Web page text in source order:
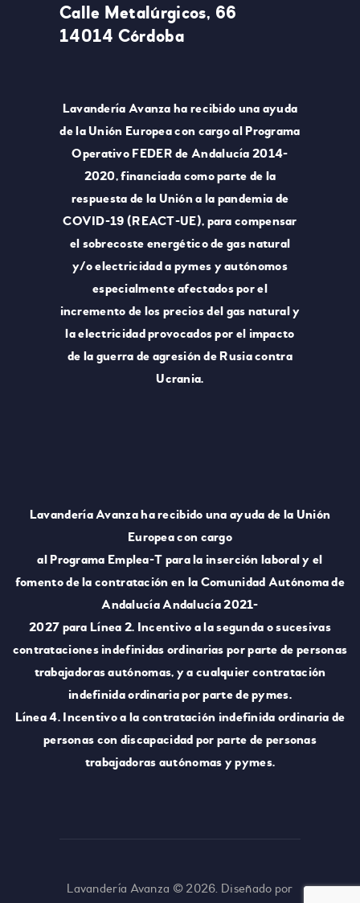
Calle Metalúrgicos, 66
14014 Córdoba
Lavandería Avanza ha recibido una ayuda
de la Unión Europea con cargo al Programa
Operativo FEDER de Andalucía 2014-
2020, financiada como parte de la
respuesta de la Unión a la pandemia de
COVID-19 (REACT-UE), para compensar
el sobrecoste energético de gas natural
y/o electricidad a pymes y autónomos
especialmente afectados por el
incremento de los precios del gas natural y
la electricidad provocados por el impacto
de la guerra de agresión de Rusia contra
Ucrania.
Lavandería Avanza ha recibido una ayuda de la Unión
Europea con cargo
al Programa Emplea-T para la inserción laboral y el
fomento de la contratación en la Comunidad Autónoma de
Andalucía Andalucía 2021-
2027 para Línea 2. Incentivo a la segunda o sucesivas
contrataciones indefinidas ordinarias por parte de personas
trabajadoras autónomas, y a cualquier contratación
indefinida ordinaria por parte de pymes.
Línea 4. Incentivo a la contratación indefinida ordinaria de
personas con discapacidad por parte de personas
trabajadoras autónomas y pymes.
Lavandería Avanza © 2026. Diseñado por